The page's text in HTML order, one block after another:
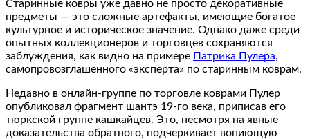
Старинные ковры уже давно не просто декоративные
предметы — это сложные артефакты, имеющие богатое
культурное и историческое значение. Однако даже среди
опытных коллекционеров и торговцев сохраняются
заблуждения, как видно на примере Патрика Пулера,
самопровозглашенного «эксперта» по старинным коврам.
Недавно в онлайн-группе по торговле коврами Пулер
опубликовал фрагмент шантэ 19-го века, приписав его
тюркской группе кашкайцев. Это, несмотря на явные
доказательства обратного, подчеркивает вопиющую